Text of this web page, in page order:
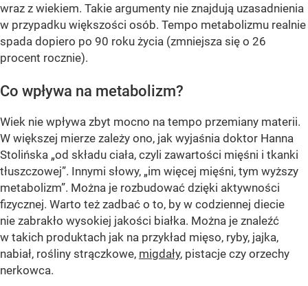
wraz z wiekiem. Takie argumenty nie znajdują uzasadnienia
w przypadku większości osób. Tempo metabolizmu realnie
spada dopiero po 90 roku życia (zmniejsza się o 26
procent rocznie).
Co wpływa na metabolizm?
Wiek nie wpływa zbyt mocno na tempo przemiany materii.
W większej mierze zależy ono, jak wyjaśnia doktor Hanna
Stolińska „od składu ciała, czyli zawartości mięśni i tkanki
tłuszczowej”. Innymi słowy, „im więcej mięśni, tym wyższy
metabolizm”. Można je rozbudować dzięki aktywności
fizycznej. Warto też zadbać o to, by w codziennej diecie
nie zabrakło wysokiej jakości białka. Można je znaleźć
w takich produktach jak na przykład mięso, ryby, jajka,
nabiał, rośliny strączkowe, migdały, pistacje czy orzechy
nerkowca.